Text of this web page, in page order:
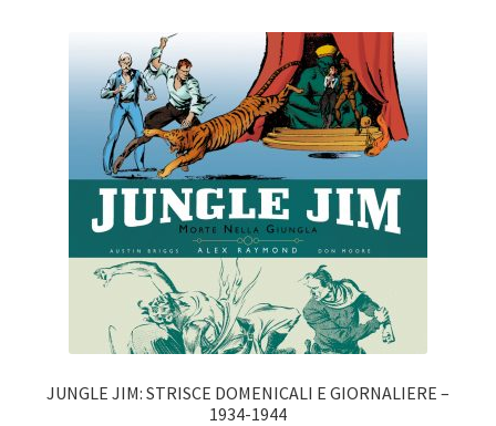
JUNGLE JIM: STRISCE DOMENICALI E GIORNALIERE –
1934-1944